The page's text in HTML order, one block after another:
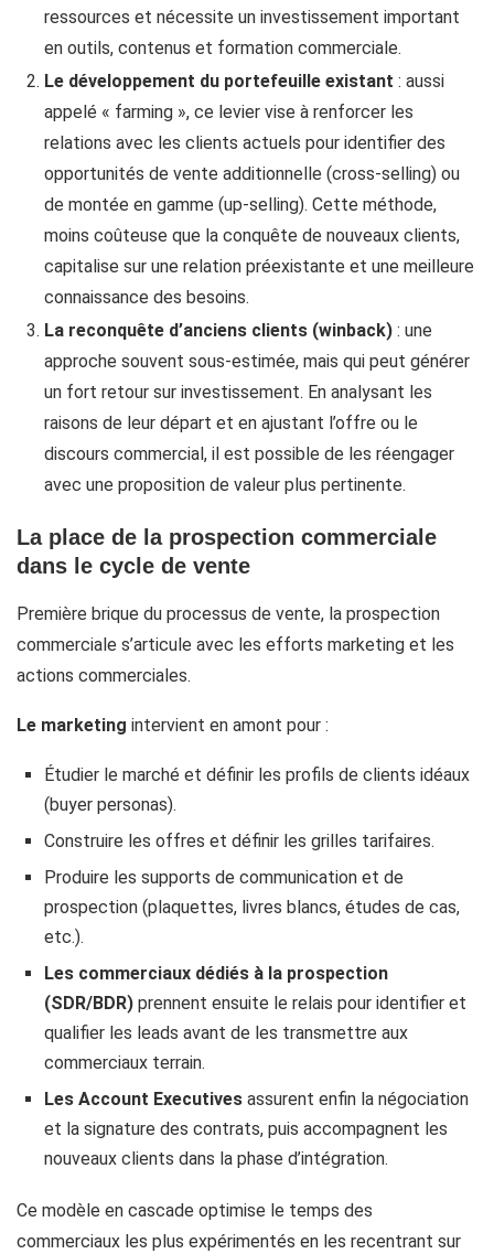
ressources et nécessite un investissement important
en outils, contenus et formation commerciale.
Le développement du portefeuille existant : aussi
appelé « farming », ce levier vise à renforcer les
relations avec les clients actuels pour identifier des
opportunités de vente additionnelle (cross-selling) ou
de montée en gamme (up-selling). Cette méthode,
moins coûteuse que la conquête de nouveaux clients,
capitalise sur une relation préexistante et une meilleure
connaissance des besoins.
La reconquête d’anciens clients (winback) : une
approche souvent sous-estimée, mais qui peut générer
un fort retour sur investissement. En analysant les
raisons de leur départ et en ajustant l’offre ou le
discours commercial, il est possible de les réengager
avec une proposition de valeur plus pertinente.
La place de la prospection commerciale
dans le cycle de vente
Première brique du processus de vente, la prospection
commerciale s’articule avec les efforts marketing et les
actions commerciales.
Le marketing intervient en amont pour :
Étudier le marché et définir les profils de clients idéaux
(buyer personas).
Construire les offres et définir les grilles tarifaires.
Produire les supports de communication et de
prospection (plaquettes, livres blancs, études de cas,
etc.).
Les commerciaux dédiés à la prospection
(SDR/BDR) prennent ensuite le relais pour identifier et
qualifier les leads avant de les transmettre aux
commerciaux terrain.
Les Account Executives assurent enfin la négociation
et la signature des contrats, puis accompagnent les
nouveaux clients dans la phase d’intégration.
Ce modèle en cascade optimise le temps des
commerciaux les plus expérimentés en les recentrant sur